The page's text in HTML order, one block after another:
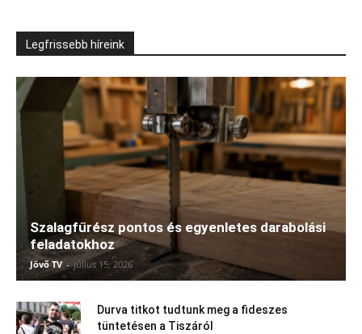
Legfrissebb híreink
Szalagfűrész pontos és egyenletes darabolási
feladatokhoz
Jövő TV - július 15, 2026
Durva titkot tudtunk meg a fideszes
tüntetésen a Tiszáról